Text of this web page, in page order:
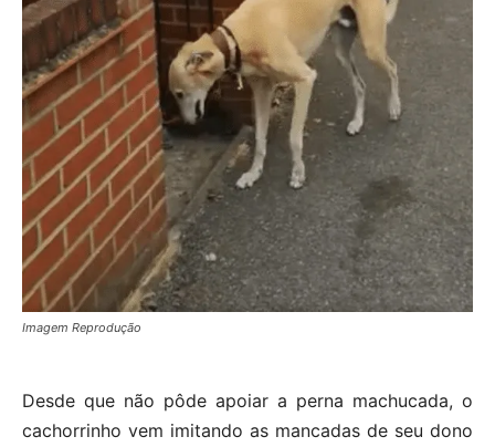
Imagem Reprodução
Desde que não pôde apoiar a perna machucada, o
cachorrinho vem imitando as mancadas de seu dono